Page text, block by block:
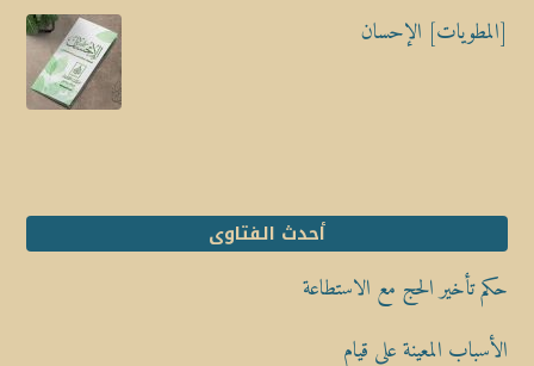
[المطويات] الإحسان
أحدث الفتاوى
حكم تأخير الحج مع الاستطاعة
الأسباب المعينة على قيام